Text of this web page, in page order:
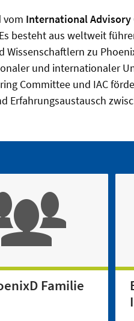
vom International Advisory
besteht aus weltweit
Wissenschaftlern zu
und internationaler
Committee und IAC
Erfahrungsaustausch
Familie